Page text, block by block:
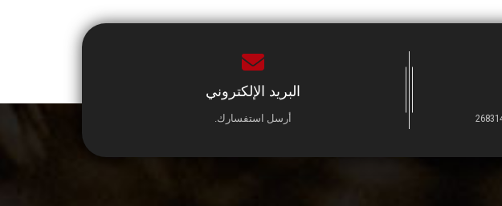
البريد الإلكتروني
أرسل استفسارك.